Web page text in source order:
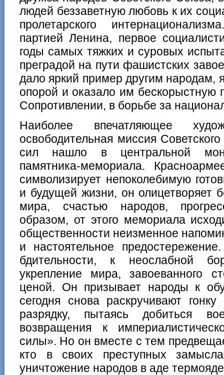
людей беззаветную любовь к их
пролетарского
партией Ленина, первое
годы самых тяжких и суровых
преградой на пути фашистских
дало яркий пример другим народам,
опорой и оказало им
Сопротивлении, в борьбе за
Наиболее впечатляющее
освободительная миссия
сил нашло в центральной
памятника-мемориала.
символизирует непоколебимую
и будущей жизни, он олицетворяет
мира, счастью народов,
образом, от этого мемориала
общественности неизменное
и настоятельное
бдительности, к неослабной
укрепление мира, завоеванного
ценой. Он призывает народы к
сегодня снова раскручивают
разрядку, пытаясь добиться
возвращения к
силы». Но он вместе с тем
кто в своих преступных
уничтожение народов в аде